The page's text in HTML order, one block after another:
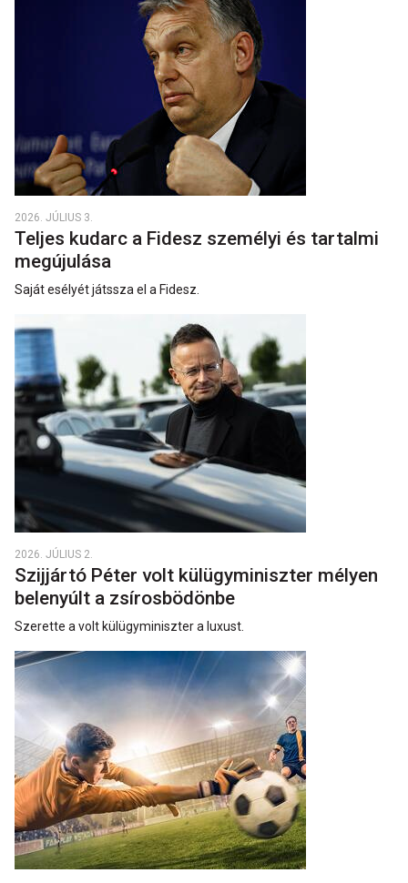
2026. JÚLIUS 3.
Teljes kudarc a Fidesz személyi és tartalmi
megújulása
Saját esélyét játssza el a Fidesz.
2026. JÚLIUS 2.
Szijjártó Péter volt külügyminiszter mélyen
belenyúlt a zsírosbödönbe
Szerette a volt külügyminiszter a luxust.